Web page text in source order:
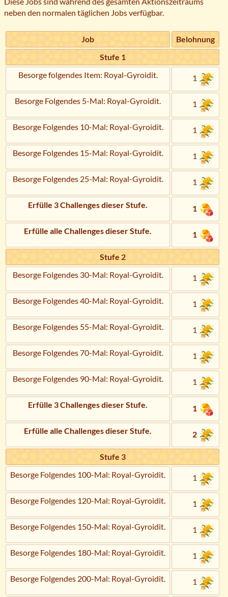
neben den normalen täglichen Jobs verfügbar.
Job
Belohnung
Stufe 1
Besorge folgendes Item: Royal-Gyroidit.
1
Besorge Folgendes 5-Mal: Royal-Gyroidit. 1
Besorge Folgendes 10-Mal: Royal-Gyroidit. 1
Besorge Folgendes 15-Mal: Royal-Gyroidit. 1
Besorge Folgendes 25-Mal: Royal-Gyroidit. 1
Erfülle 3 Challenges dieser Stufe. 1
Erfülle alle Challenges dieser Stufe. 1
Stufe 2
Besorge Folgendes 30-Mal: Royal-Gyroidit.
1
Besorge Folgendes 40-Mal: Royal-Gyroidit. 1
Besorge Folgendes 55-Mal: Royal-Gyroidit. 1
Besorge Folgendes 70-Mal: Royal-Gyroidit. 1
Besorge Folgendes 90-Mal: Royal-Gyroidit. 1
Erfülle 3 Challenges dieser Stufe. 1
Erfülle alle Challenges dieser Stufe. 2
Stufe 3
Besorge Folgendes 100-Mal: Royal-Gyroidit.
1
Besorge Folgendes 120-Mal: Royal-Gyroidit. 1
Besorge Folgendes 150-Mal: Royal-Gyroidit. 1
Besorge Folgendes 180-Mal: Royal-Gyroidit. 1
Besorge Folgendes 200-Mal: Royal-Gyroidit. 1